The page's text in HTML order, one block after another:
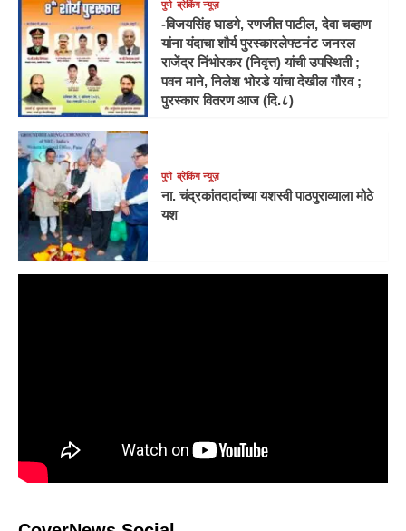
पुणे ब्रेकिंग न्यूज़
-विजयसिंह घाडगे, रणजीत पाटील, देवा चव्हाण
यांना यंदाचा शौर्य पुरस्कारलेफ्टनंट जनरल
राजेंद्र निंभोरकर (निवृत्त) यांची उपस्थिती ;
पवन माने, निलेश भोरडे यांचा देखील गौरव ;
पुरस्कार वितरण आज (दि.८)
पुणे ब्रेकिंग न्यूज़
ना. चंद्रकांतदादांच्या यशस्वी पाठपुराव्याला मोठे
यश